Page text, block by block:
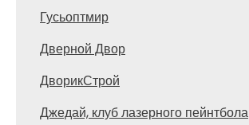
Гусьоптмир
Дверной Двор
ДворикСтрой
Джедай, клуб лазерного пейнтбола